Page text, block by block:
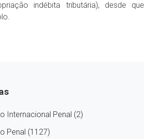
indébita tributária), desde que
Internacional Penal (2)
Penal (1127)